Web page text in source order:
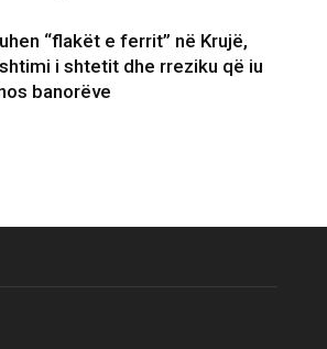
“flakët e ferrit” në Krujë,
i shtetit dhe rreziku që iu
banorëve